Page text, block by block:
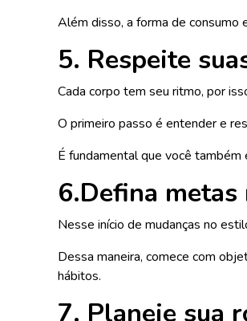
Além disso, a forma de consumo
5. Respeite
Cada corpo tem seu ritmo, por
O primeiro passo é entender e
É fundamental que você
6.Defina
Nesse início de mudanças no
Dessa maneira, comece com
hábitos.
7. Planeje sua